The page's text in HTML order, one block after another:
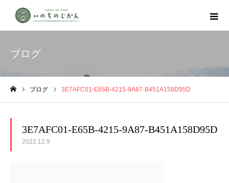
ブログ
ブログ 3E7AFC01-E65B-4215-9A87-B451A158D95D
3E7AFC01-E65B-4215-9A87-B451A158D95D
2022.12.9